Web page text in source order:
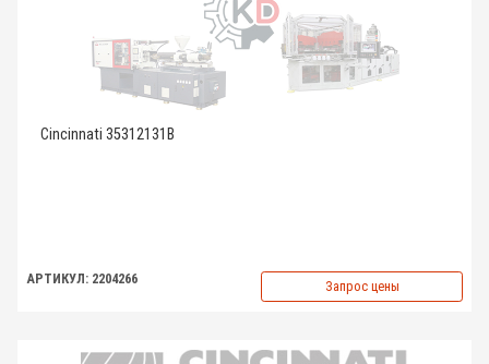
Cincinnati 35312131B
АРТИКУЛ: 2204266 Запрос цены